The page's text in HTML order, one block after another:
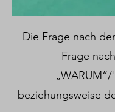
Die Frage nach
Frage
beziehungsweise